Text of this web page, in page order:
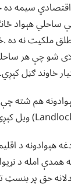
هېواد
ملکیت نه ده
خاوند ګڼل کېږي.
هم شته
د
همدې امله د
حق پر